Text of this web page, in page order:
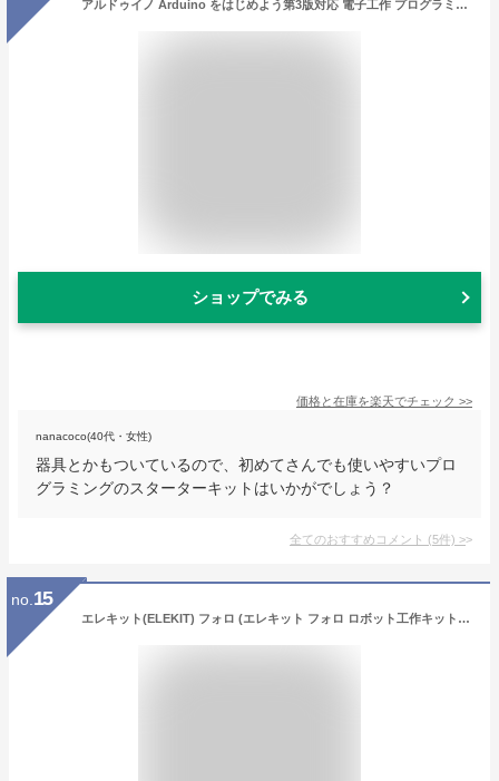
アルドゥイノ Arduino をはじめよう第3版対応 電子工作 プログラミング スターターキット PDF教本ダウンロード特典付き アルデュイーノ 初心者の方のための学習キット 知育玩具 STEM教育 大量注文可
ショップでみる
価格と在庫を楽天でチェック >>
nanacoco(40代・女性)
器具とかもついているので、初めてさんでも使いやすいプロ
グラミングのスターターキットはいかがでしょう？
全てのおすすめコメント (5件) >
no. 15
エレキット(ELEKIT) フォロ (エレキット フォロ ロボット工作キット MR-9107…)